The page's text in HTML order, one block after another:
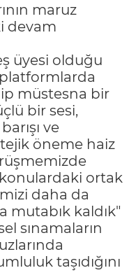
maruz
devam
üyesi olduğu
müstesna bir
bir sesi,
ve
öneme haiz
ortak
daha da
kaldık"
sınamaların
taşıdığını